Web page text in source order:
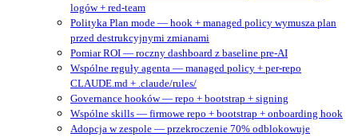
logów + red-team
Polityka Plan mode — hook + managed policy wymusza plan
przed destrukcyjnymi zmianami
Pomiar ROI — roczny dashboard z baseline pre-AI
Wspólne reguły agenta — managed policy + per-repo
CLAUDE.md + .claude/rules/
Governance hooków — repo + bootstrap + signing
Wspólne skills — firmowe repo + bootstrap + onboarding hook
Adopcja w zespole — przekroczenie 70% odblokowuje